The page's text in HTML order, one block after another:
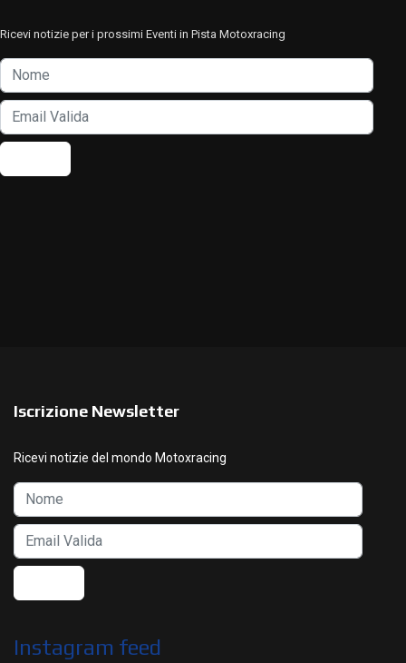
Ricevi notizie per i prossimi Eventi in Pista Motoxracing
Iscrizione Newsletter
Ricevi notizie del mondo Motoxracing
Instagram feed